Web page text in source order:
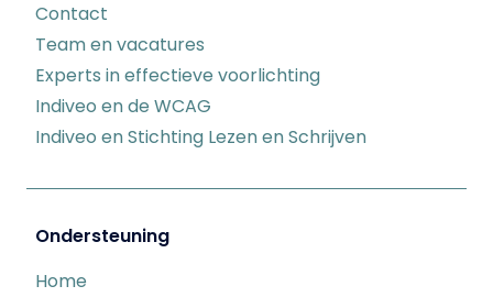
Contact
Team en vacatures
Experts in effectieve voorlichting
Indiveo en de WCAG
Indiveo en Stichting Lezen en Schrijven
Ondersteuning
Home